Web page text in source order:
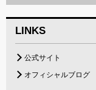
LINKS
公式サイト
オフィシャルブログ